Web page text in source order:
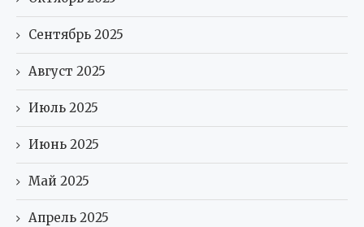
Сентябрь 2025
Август 2025
Июль 2025
Июнь 2025
Май 2025
Апрель 2025